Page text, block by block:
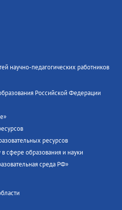
научно-педагогических работников
Российской Федерации
ресурсов
сфере образования и науки
среда РФ»